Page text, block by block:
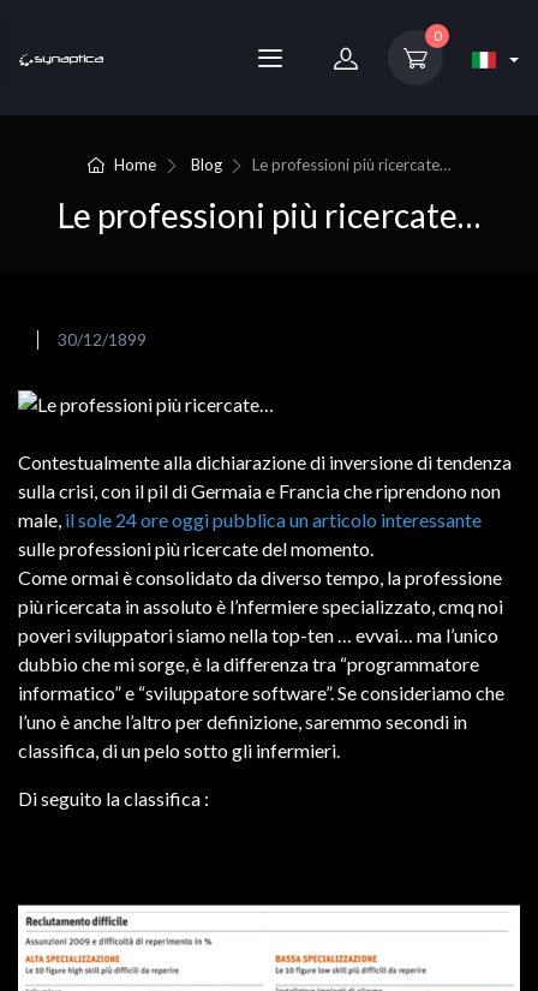
0
Home Blog Le professioni più ricercate…
Le professioni più ricercate…
30/12/1899
Contestualmente alla dichiarazione di inversione di tendenza
sulla crisi, con il pil di Germaia e Francia che riprendono non
male, il sole 24 ore oggi pubblica un articolo interessante
sulle professioni più ricercate del momento.
Come ormai è consolidato da diverso tempo, la professione
più ricercata in assoluto è l’nfermiere specializzato, cmq noi
poveri sviluppatori siamo nella top-ten … evvai… ma l’unico
dubbio che mi sorge, è la differenza tra “programmatore
informatico” e “sviluppatore software”. Se consideriamo che
l’uno è anche l’altro per definizione, saremmo secondi in
classifica, di un pelo sotto gli infermieri.
Di seguito la classifica :